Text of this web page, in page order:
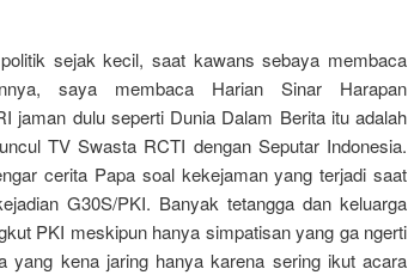
sejak kecil, saat kawans sebaya membaca
saya membaca Harian Sinar Harapan
jaman dulu seperti Dunia Dalam Berita itu adalah
TV Swasta RCTI dengan Seputar Indonesia.
cerita Papa soal kekejaman yang terjadi saat
G30S/PKI. Banyak tetangga dan keluarga
PKI meskipun hanya simpatisan yang ga ngerti
yang kena jaring hanya karena sering ikut acara